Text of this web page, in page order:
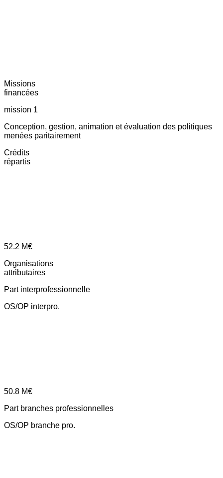
Missions
financées
mission 1
Conception, gestion, animation et évaluation des politiques
menées paritairement
Crédits
répartis
52.2 M€
Organisations
attributaires
Part interprofessionnelle
OS/OP interpro.
50.8 M€
Part branches professionnelles
OS/OP branche pro.